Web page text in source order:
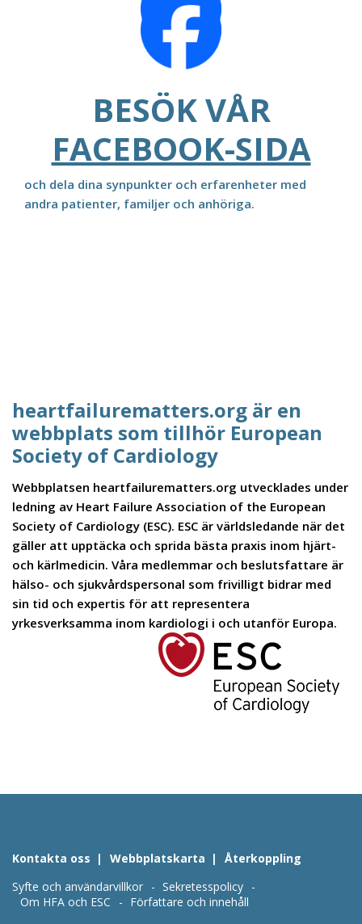
BESÖK VÅR
FACEBOOK-SIDA
och dela dina synpunkter och erfarenheter med
andra patienter, familjer och anhöriga.
heartfailurematters.org är en
webbplats som tillhör European
Society of Cardiology
Webbplatsen heartfailurematters.org utvecklades under
ledning av Heart Failure Association of the European
Society of Cardiology (ESC). ESC är världsledande när det
gäller att upptäcka och sprida bästa praxis inom hjärt-
och kärlmedicin. Våra medlemmar och beslutsfattare är
hälso- och sjukvårdspersonal som frivilligt bidrar med
sin tid och expertis för att representera
yrkesverksamma inom kardiologi i och utanför Europa.
Kontakta oss Webbplatskarta
Återkoppling
Syfte och användarvillkor
Sekretesspolicy
Om HFA och ESC
Författare och innehåll